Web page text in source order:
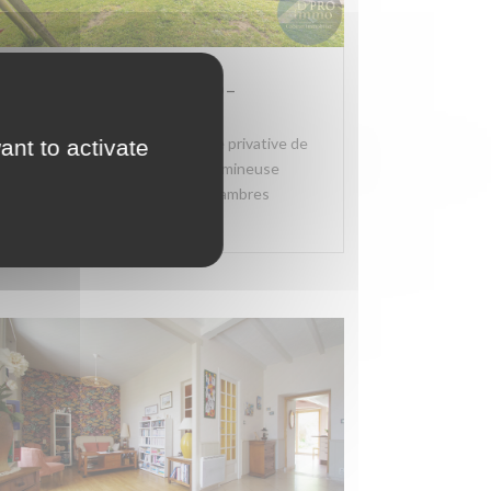
Vente VERTOU – 44120 –
Située au calme d'une impasse privative de
seulement 3 maisons, cette lumineuse
maison familiale de 6 vraies chambres
to activate